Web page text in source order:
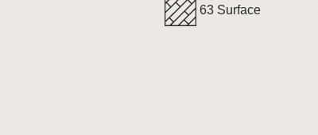
63 Surface